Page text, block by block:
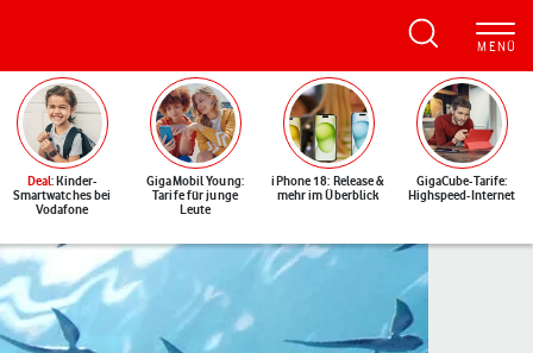
Deal: Kinder-
Smartwatches bei
Vodafone
GigaMobil Young:
Tarife für junge
Leute
iPhone 18: Release &
mehr im Überblick
GigaCube-Tarife:
Highspeed-Internet